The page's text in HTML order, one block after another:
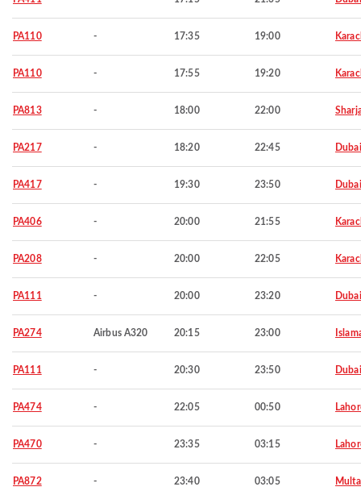
PA110 - 17:35 19:00
PA110 - 17:55 19:20
PA813 - 18:00 22:00
PA217 - 18:20 22:45 Dubai
PA417 - 19:30 23:50 Dubai
PA406 - 20:00 21:55
PA208 - 20:00 22:05
PA111 - 20:00 23:20 Dubai
PA274 Airbus A320 20:15 23:00
PA111 - 20:30 23:50 Dubai
PA474 - 22:05 00:50
PA470 - 23:35 03:15
PA872 - 23:40 03:05